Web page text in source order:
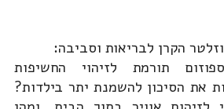
הקרן לבריאות וסביבה:
תורמת לזיהוי החשיפות
את הסיכון להשמנת יתר בילדות?